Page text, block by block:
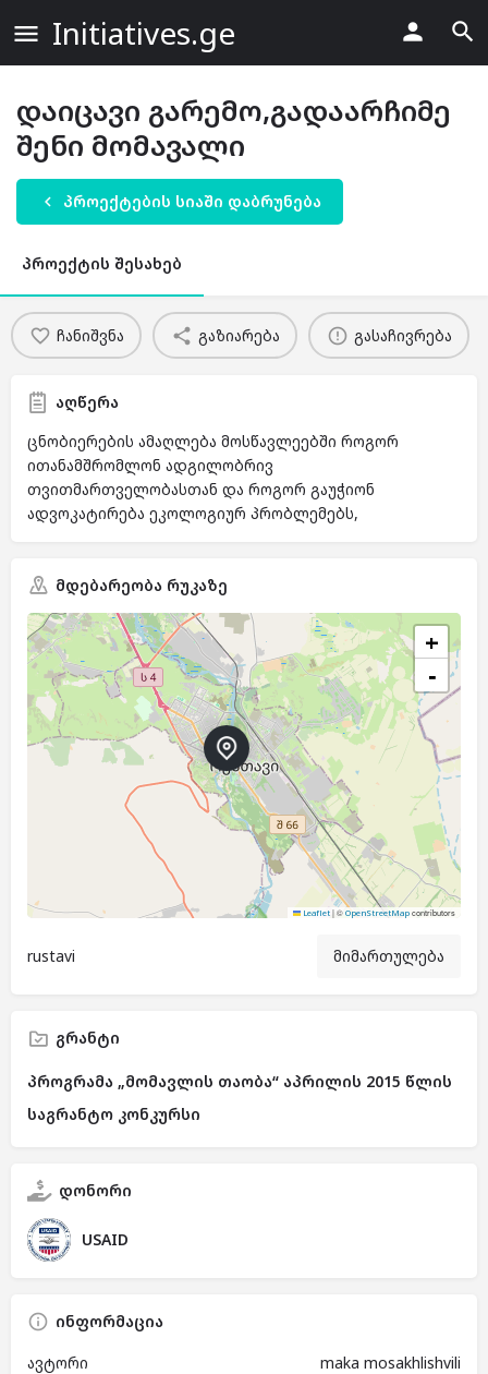
Initiatives.ge
დაიცავი გარემო,გადაარჩიმე
შენი მომავალი
პროექტების სიაში დაბრუნება
პროექტის შესახებ
ჩანიშვნა გაზიარება გასაჩივრება
აღწერა
ცნობიერების ამაღლება მოსწავლეებში როგორ
ითანამშრომლონ ადგილობრივ
თვითმართველობასთან და როგორ გაუჭიონ
ადვოკატირება ეკოლოგიურ პრობლემებს,
მდებარეობა რუკაზე
+
−
Leaflet |© OpenStreetMap contributors
rustavi მიმართულება
გრანტი
პროგრამა „მომავლის თაობა“ აპრილის 2015 წლის
საგრანტო კონკურსი
დონორი
USAID
ინფორმაცია
ავტორი
maka mosakhlishvili